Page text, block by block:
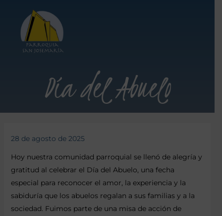
Día del Abuelo
28 de agosto de 2025
Hoy nuestra comunidad parroquial se llenó de alegría y
gratitud al celebrar el Día del Abuelo, una fecha
especial para reconocer el amor, la experiencia y la
sabiduría que los abuelos regalan a sus familias y a la
sociedad. Fuimos parte de una misa de acción de